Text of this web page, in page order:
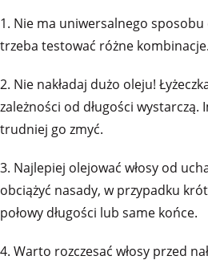
1. Nie ma uniwersalnego sposobu
trzeba testować różne kombinacje.
2. Nie nakładaj dużo oleju!
zależności od długości wystarczą.
trudniej go zmyć.
3. Najlepiej olejować włosy od
obciążyć nasady, w przypadku
połowy długości lub same końce.
4. Warto rozczesać włosy przed